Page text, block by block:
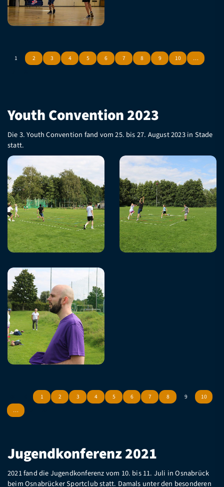
1 2 3 4 5 6 7 8 9 10 …
Youth Convention 2023
Die 3. Youth Convention fand vom 25. bis 27. August 2023 in Stade
statt.
1 2 3 4 5 6 7 8 9
10
…
Jugendkonferenz 2021
2021 fand die Jugendkonferenz vom 10. bis 11. Juli in Osnabrück
beim Osnabrücker Sportclub statt. Damals unter den besonderen